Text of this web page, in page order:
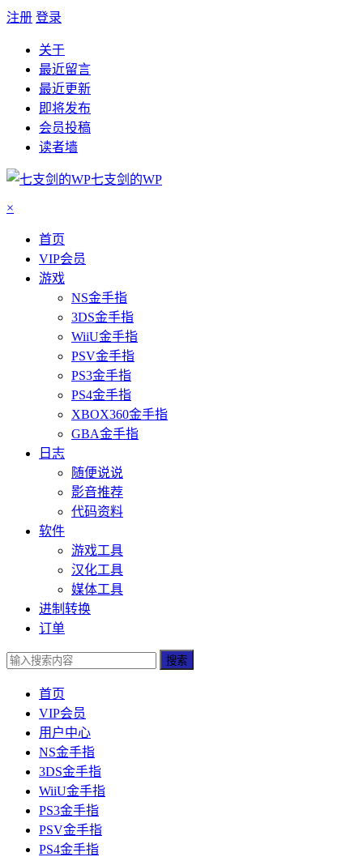
注册 登录
关于
最近留言
最近更新
即将发布
会员投稿
读者墙
七支剑的WP
×
首页
VIP会员
游戏
NS金手指
3DS金手指
WiiU金手指
PSV金手指
PS3金手指
PS4金手指
XBOX360金手指
GBA金手指
日志
随便说说
影音推荐
代码资料
软件
游戏工具
汉化工具
媒体工具
进制转换
订单
搜索
首页
VIP会员
用户中心
NS金手指
3DS金手指
WiiU金手指
PS3金手指
PSV金手指
PS4金手指